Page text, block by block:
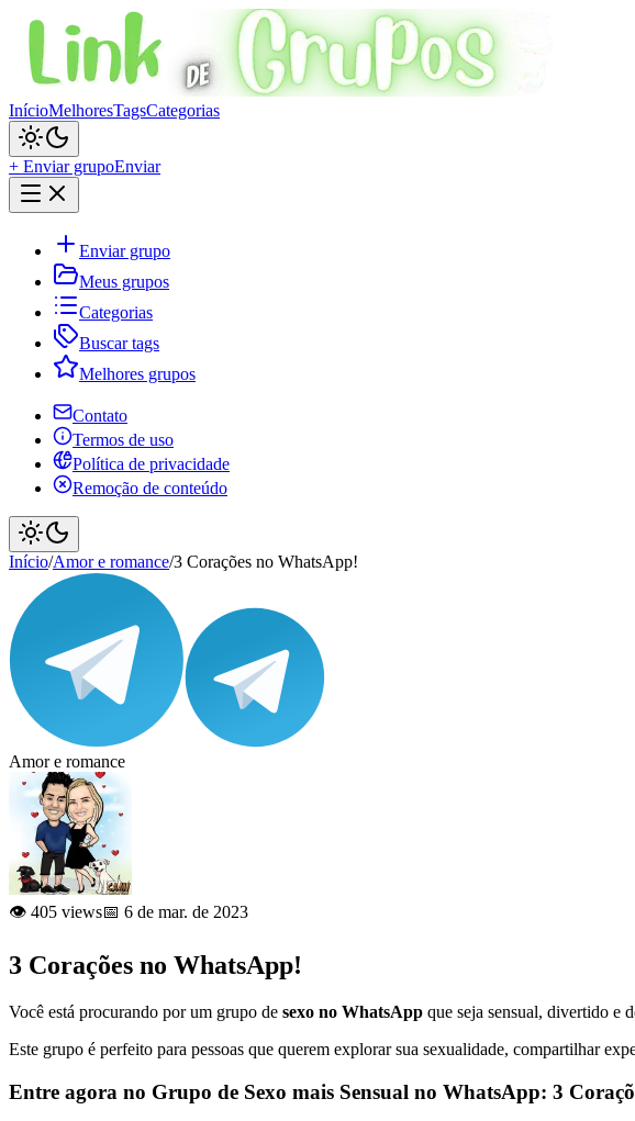
InícioMelhoresTagsCategorias
+ Enviar grupoEnviar
Enviar grupo
Meus grupos
Categorias
Buscar tags
Melhores grupos
Contato
Termos de uso
Política de privacidade
Remoção de conteúdo
Início/Amor e romance/3 Corações no WhatsApp!
Amor e romance
👁️ 405 views📅 6 de mar. de 2023
3 Corações no WhatsApp!
Você está procurando por um grupo de sexo no WhatsApp que seja sensual, divertido e
Este grupo é perfeito para pessoas que querem explorar sua sexualidade, compartilhar
Entre agora no Grupo de Sexo mais Sensual no WhatsApp: 3